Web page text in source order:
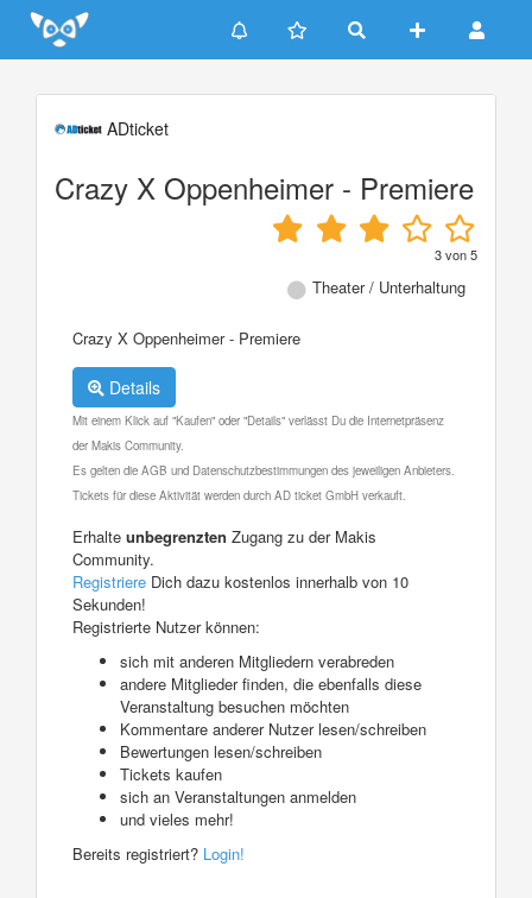
Update cookies preferences
ADticket
Crazy X Oppenheimer - Premiere
3von5
Theater / Unterhaltung
Crazy X Oppenheimer - Premiere
Details
Mit einem Klick auf "Kaufen" oder "Details" verlässt Du die Internetpräsenz
der Makis Community.
Es gelten die AGB und Datenschutzbestimmungen des jeweiligen Anbieters.
Tickets für diese Aktivität werden durch AD ticket GmbH verkauft.
Erhalte unbegrenzten Zugang zu der Makis
Community.
Registriere Dich dazu kostenlos innerhalb von 10
Sekunden!
Registrierte Nutzer können:
sich mit anderen Mitgliedern verabreden
andere Mitglieder finden, die ebenfalls diese
Veranstaltung besuchen möchten
Kommentare anderer Nutzer lesen/schreiben
Bewertungen lesen/schreiben
Tickets kaufen
sich an Veranstaltungen anmelden
und vieles mehr!
Bereits registriert? Login!